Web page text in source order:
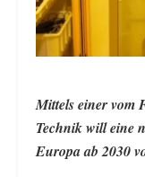
Mittels einer vom
Technik will eine
Europa ab 2030